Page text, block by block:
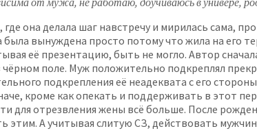
где она делала шаг навстречу и мирилась сама,
была вынуждена просто потому что жила на его
её презентацию, быть не могло. Автор
поле. Муж положительно подкреплял
подкрепления её неадеквата с его
кроме как опекать и поддерживать в этот
для отрезвления жены всё больше. После
А учитывая слитую СЗ, действовать